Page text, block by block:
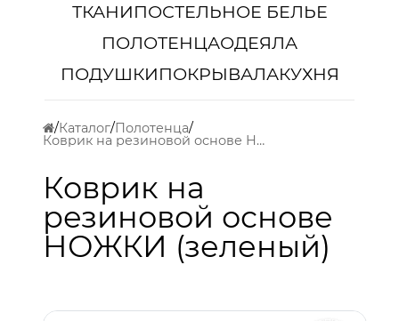
ТКАНИПОСТЕЛЬНОЕ БЕЛЬЕ
ПОЛОТЕНЦАОДЕЯЛА
ПОДУШКИПОКРЫВАЛАКУХНЯ
Каталог Полотенца
Коврик на резиновой основе НОЖКИ (зеленый)
Коврик на
резиновой основе
НОЖКИ (зеленый)